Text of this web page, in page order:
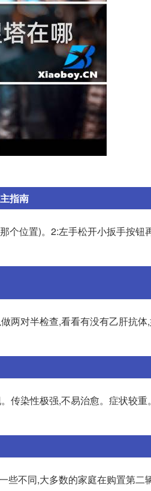
指南
个位置)。2:左手松开小扳手按
两对半检查,看看有没有乙肝抗
传染性极强,不易治愈。症状较
些不同,大多数的家庭在购置第